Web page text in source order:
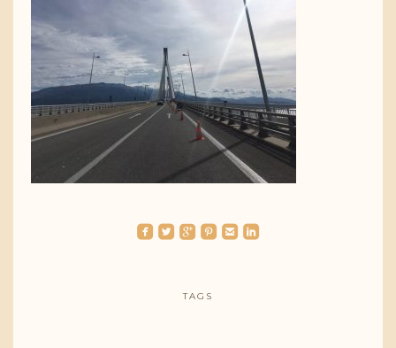
roundedfacebook roundedtwitterbird roundedgoogleplus roundedpinterest roundedemail roundedlinkedin
TAGS